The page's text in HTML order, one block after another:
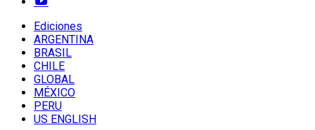
Ediciones
ARGENTINA
BRASIL
CHILE
GLOBAL
MÉXICO
PERU
US ENGLISH